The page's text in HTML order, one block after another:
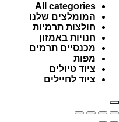
All categories
המומלצים שלנו
חולצות תרמיות
חנויות באמזון
מכנסיים תרמים
מפות
ציוד טיולים
ציוד לחיילים